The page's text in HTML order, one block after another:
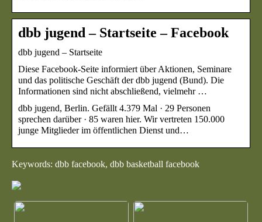
dbb jugend – Startseite – Facebook
dbb jugend – Startseite
Diese Facebook-Seite informiert über Aktionen, Seminare
und das politische Geschäft der dbb jugend (Bund). Die
Informationen sind nicht abschließend, vielmehr …
dbb jugend, Berlin. Gefällt 4.379 Mal · 29 Personen
sprechen darüber · 85 waren hier. Wir vertreten 150.000
junge Mitglieder im öffentlichen Dienst und…
Keywords: dbb facebook, dbb basketball facebook